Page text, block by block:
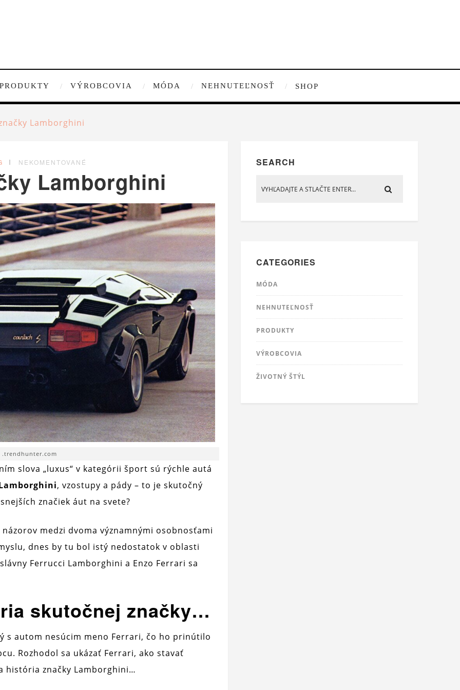
PRODUKTY VÝROBCOVIA MÓDA NEHNUTEĽNOSŤ SHOP
Lamborghini
NEKOMENTOVANÉ
Lamborghini
.trendhunter.com
slova „luxus“ v kategórii šport sú rýchle autá
, vzostupy a pády – to je skutočný
značiek áut na svete?
medzi dvoma významnými osobnosťami
dnes by tu bol istý nedostatok v oblasti
Ferrucci Lamborghini a Enzo Ferrari sa
skutočnej značky…
s autom nesúcim meno Ferrari, čo ho prinútilo
Rozhodol sa ukázať Ferrari, ako stavať
história značky Lamborghini…
SEARCH
CATEGORIES
MÓDA
NEHNUTEĽNOSŤ
PRODUKTY
VÝROBCOVIA
ŽIVOTNÝ ŠTÝL